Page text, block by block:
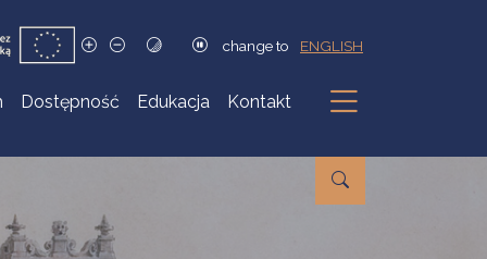
change to ENGLISH
Dostępność Edukacja Kontakt
Podmenu